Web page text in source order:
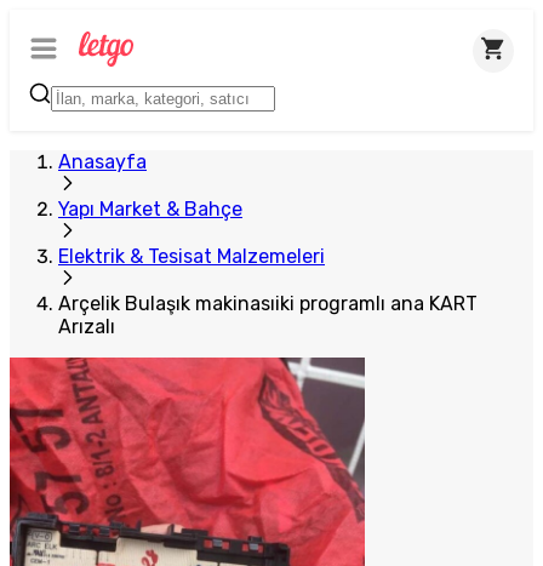
Anasayfa
Yapı Market & Bahçe
Elektrik & Tesisat Malzemeleri
Arçelik Bulaşık makinasıiki programlı ana KART
Arızalı